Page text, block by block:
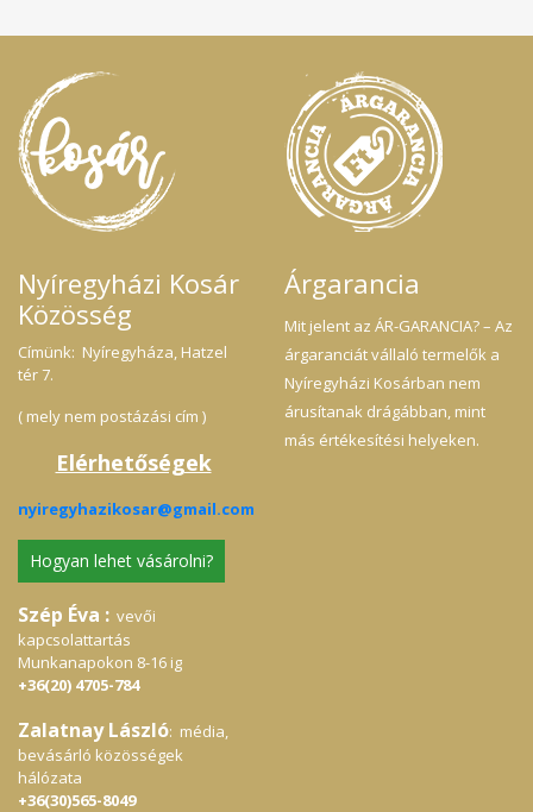
Nyíregyházi Kosár
Közösség
Címünk: Nyíregyháza, Hatzel
tér 7.
( mely nem postázási cím )
Elérhetőségek
nyiregyhazikosar@gmail.com
Hogyan lehet vásárolni?
Szép Éva : vevői
kapcsolattartás
Munkanapokon 8-16 ig
+36(20) 4705-784
Zalatnay László: média,
bevásárló közösségek
hálózata
+36(30)565-8049
Árgarancia
Mit jelent az ÁR-GARANCIA? – Az
árgaranciát vállaló termelők a
Nyíregyházi Kosárban nem
árusítanak drágábban, mint
más értékesítési helyeken.